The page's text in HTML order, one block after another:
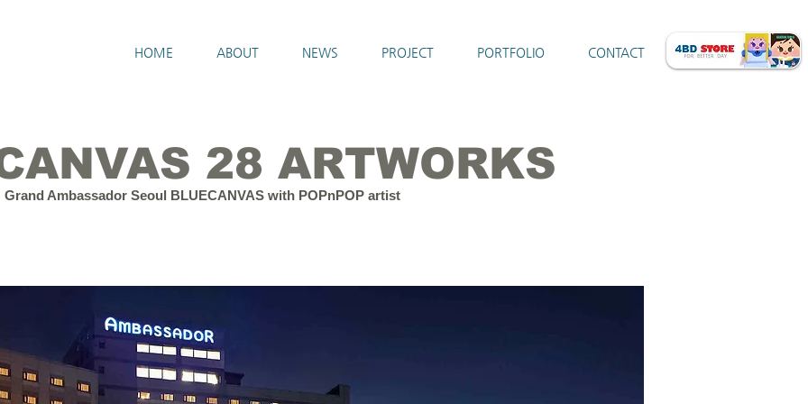
HOME ABOUT NEWS PROJECT PORTFOLIO CONTACT
28 ARTWORKS
Grand Ambassador Seoul BLUECANVAS with POPnPOP artist